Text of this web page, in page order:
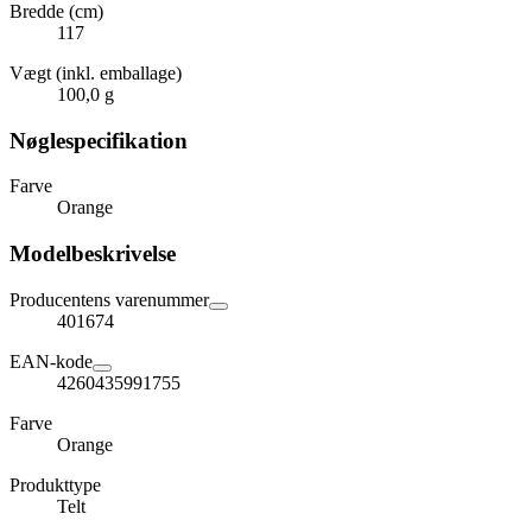
Bredde (cm)
117
Vægt (inkl. emballage)
100,0 g
Nøglespecifikation
Farve
Orange
Modelbeskrivelse
Producentens varenummer
401674
EAN-kode
4260435991755
Farve
Orange
Produkttype
Telt